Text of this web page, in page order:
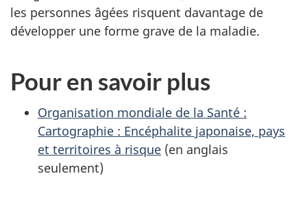
les personnes âgées risquent davantage de
développer une forme grave de la maladie.
Pour en savoir plus
Organisation mondiale de la Santé :
Cartographie : Encéphalite japonaise, pays
et territoires à risque (en anglais
seulement)